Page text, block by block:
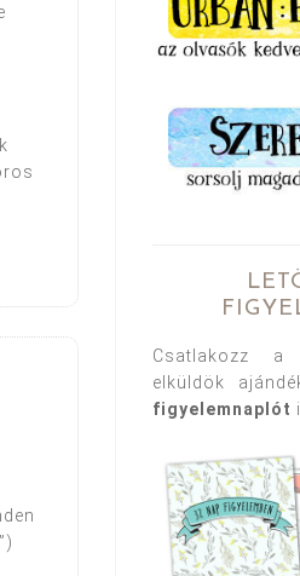
Csatlakozz a
elküldök
figyelemnaplót